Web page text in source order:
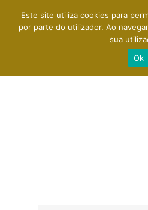
Este site utiliza cookies para
por parte do utilizador. Ao
sua
Ok